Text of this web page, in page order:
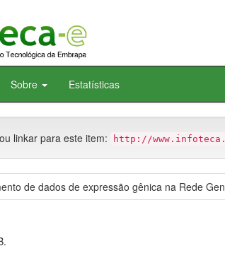
Sobre Estatísticas
linkar para este item: http://
de dados de expressão gênica na Rede